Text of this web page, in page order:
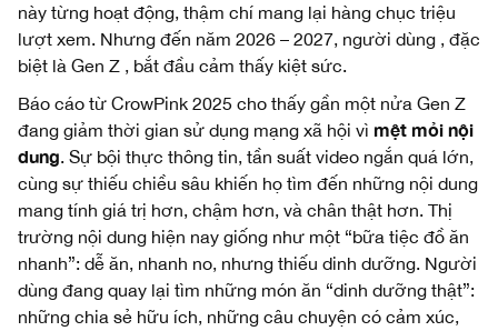
này từng hoạt động, thậm chí mang lại hàng chục triệu
lượt xem. Nhưng đến năm 2026 – 2027, người dùng , đặc
biệt là Gen Z , bắt đầu cảm thấy kiệt sức.
Báo cáo từ CrowPink 2025 cho thấy gần một nửa Gen Z
đang giảm thời gian sử dụng mạng xã hội vì mệt mỏi nội
dung. Sự bội thực thông tin, tần suất video ngắn quá lớn,
cùng sự thiếu chiều sâu khiến họ tìm đến những nội dung
mang tính giá trị hơn, chậm hơn, và chân thật hơn. Thị
trường nội dung hiện nay giống như một “bữa tiệc đồ ăn
nhanh”: dễ ăn, nhanh no, nhưng thiếu dinh dưỡng. Người
dùng đang quay lại tìm những món ăn “dinh dưỡng thật”:
những chia sẻ hữu ích, những câu chuyện có cảm xúc,